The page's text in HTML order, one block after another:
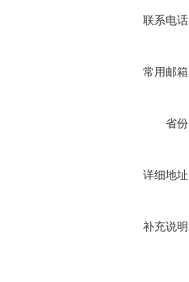
联系电
常用邮
省
详细地
补充说